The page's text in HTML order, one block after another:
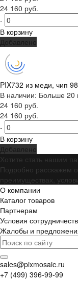
24 160 руб.
-
В корзину
Добавлено
PIX732 из меди, чип
В наличии: Больше 20
24 160 руб.
24 160 руб.
-
В корзину
Добавлено
Хотите стать нашим
Подробно расскажем
преимуществах,
О компании
Каталог товаров
Партнерам
Условия
Жалобы и
sales@pixmosaic.ru
+7 (499) 396-99-99